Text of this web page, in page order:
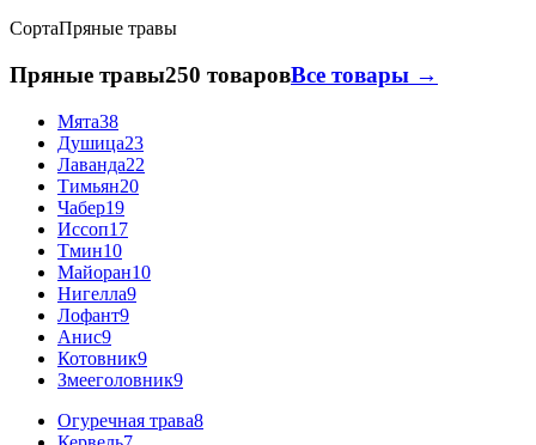
СортаПряные травы
Пряные травы250 товаровВсе товары →
Мята38
Душица23
Лаванда22
Тимьян20
Чабер19
Иссоп17
Тмин10
Майоран10
Нигелла9
Лофант9
Анис9
Котовник9
Змееголовник9
Огуречная трава8